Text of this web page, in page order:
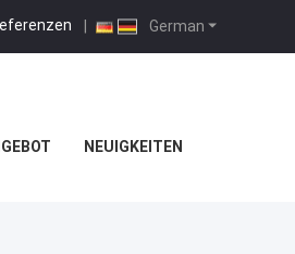
German
|
NEUIGKEITEN